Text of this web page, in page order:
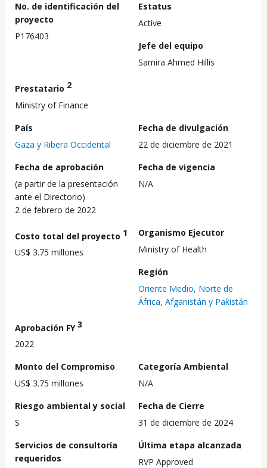
No. de identificación del
proyecto
P176403
Estatus
Active
Jefe del equipo
Samira Ahmed Hillis
Prestatario 2
Ministry of Finance
País
Gaza y Ribera Occidental
Fecha de divulgación
22 de diciembre de 2021
Fecha de aprobación
(a partir de la presentación
ante el Directorio)
2 de febrero de 2022
Fecha de vigencia
N/A
Costo total del proyecto 1
US$ 3.75 millones
Organismo Ejecutor
Ministry of Health
Región
Oriente Medio, Norte de
África, Afganistán y Pakistán
Aprobación FY3
2022
Monto del Compromiso
US$ 3.75 millones
Categoría Ambiental
N/A
Riesgo ambiental y social
S
Fecha de Cierre
31 de diciembre de 2024
Servicios de consultoría
requeridos
Última etapa alcanzada
RVP Approved